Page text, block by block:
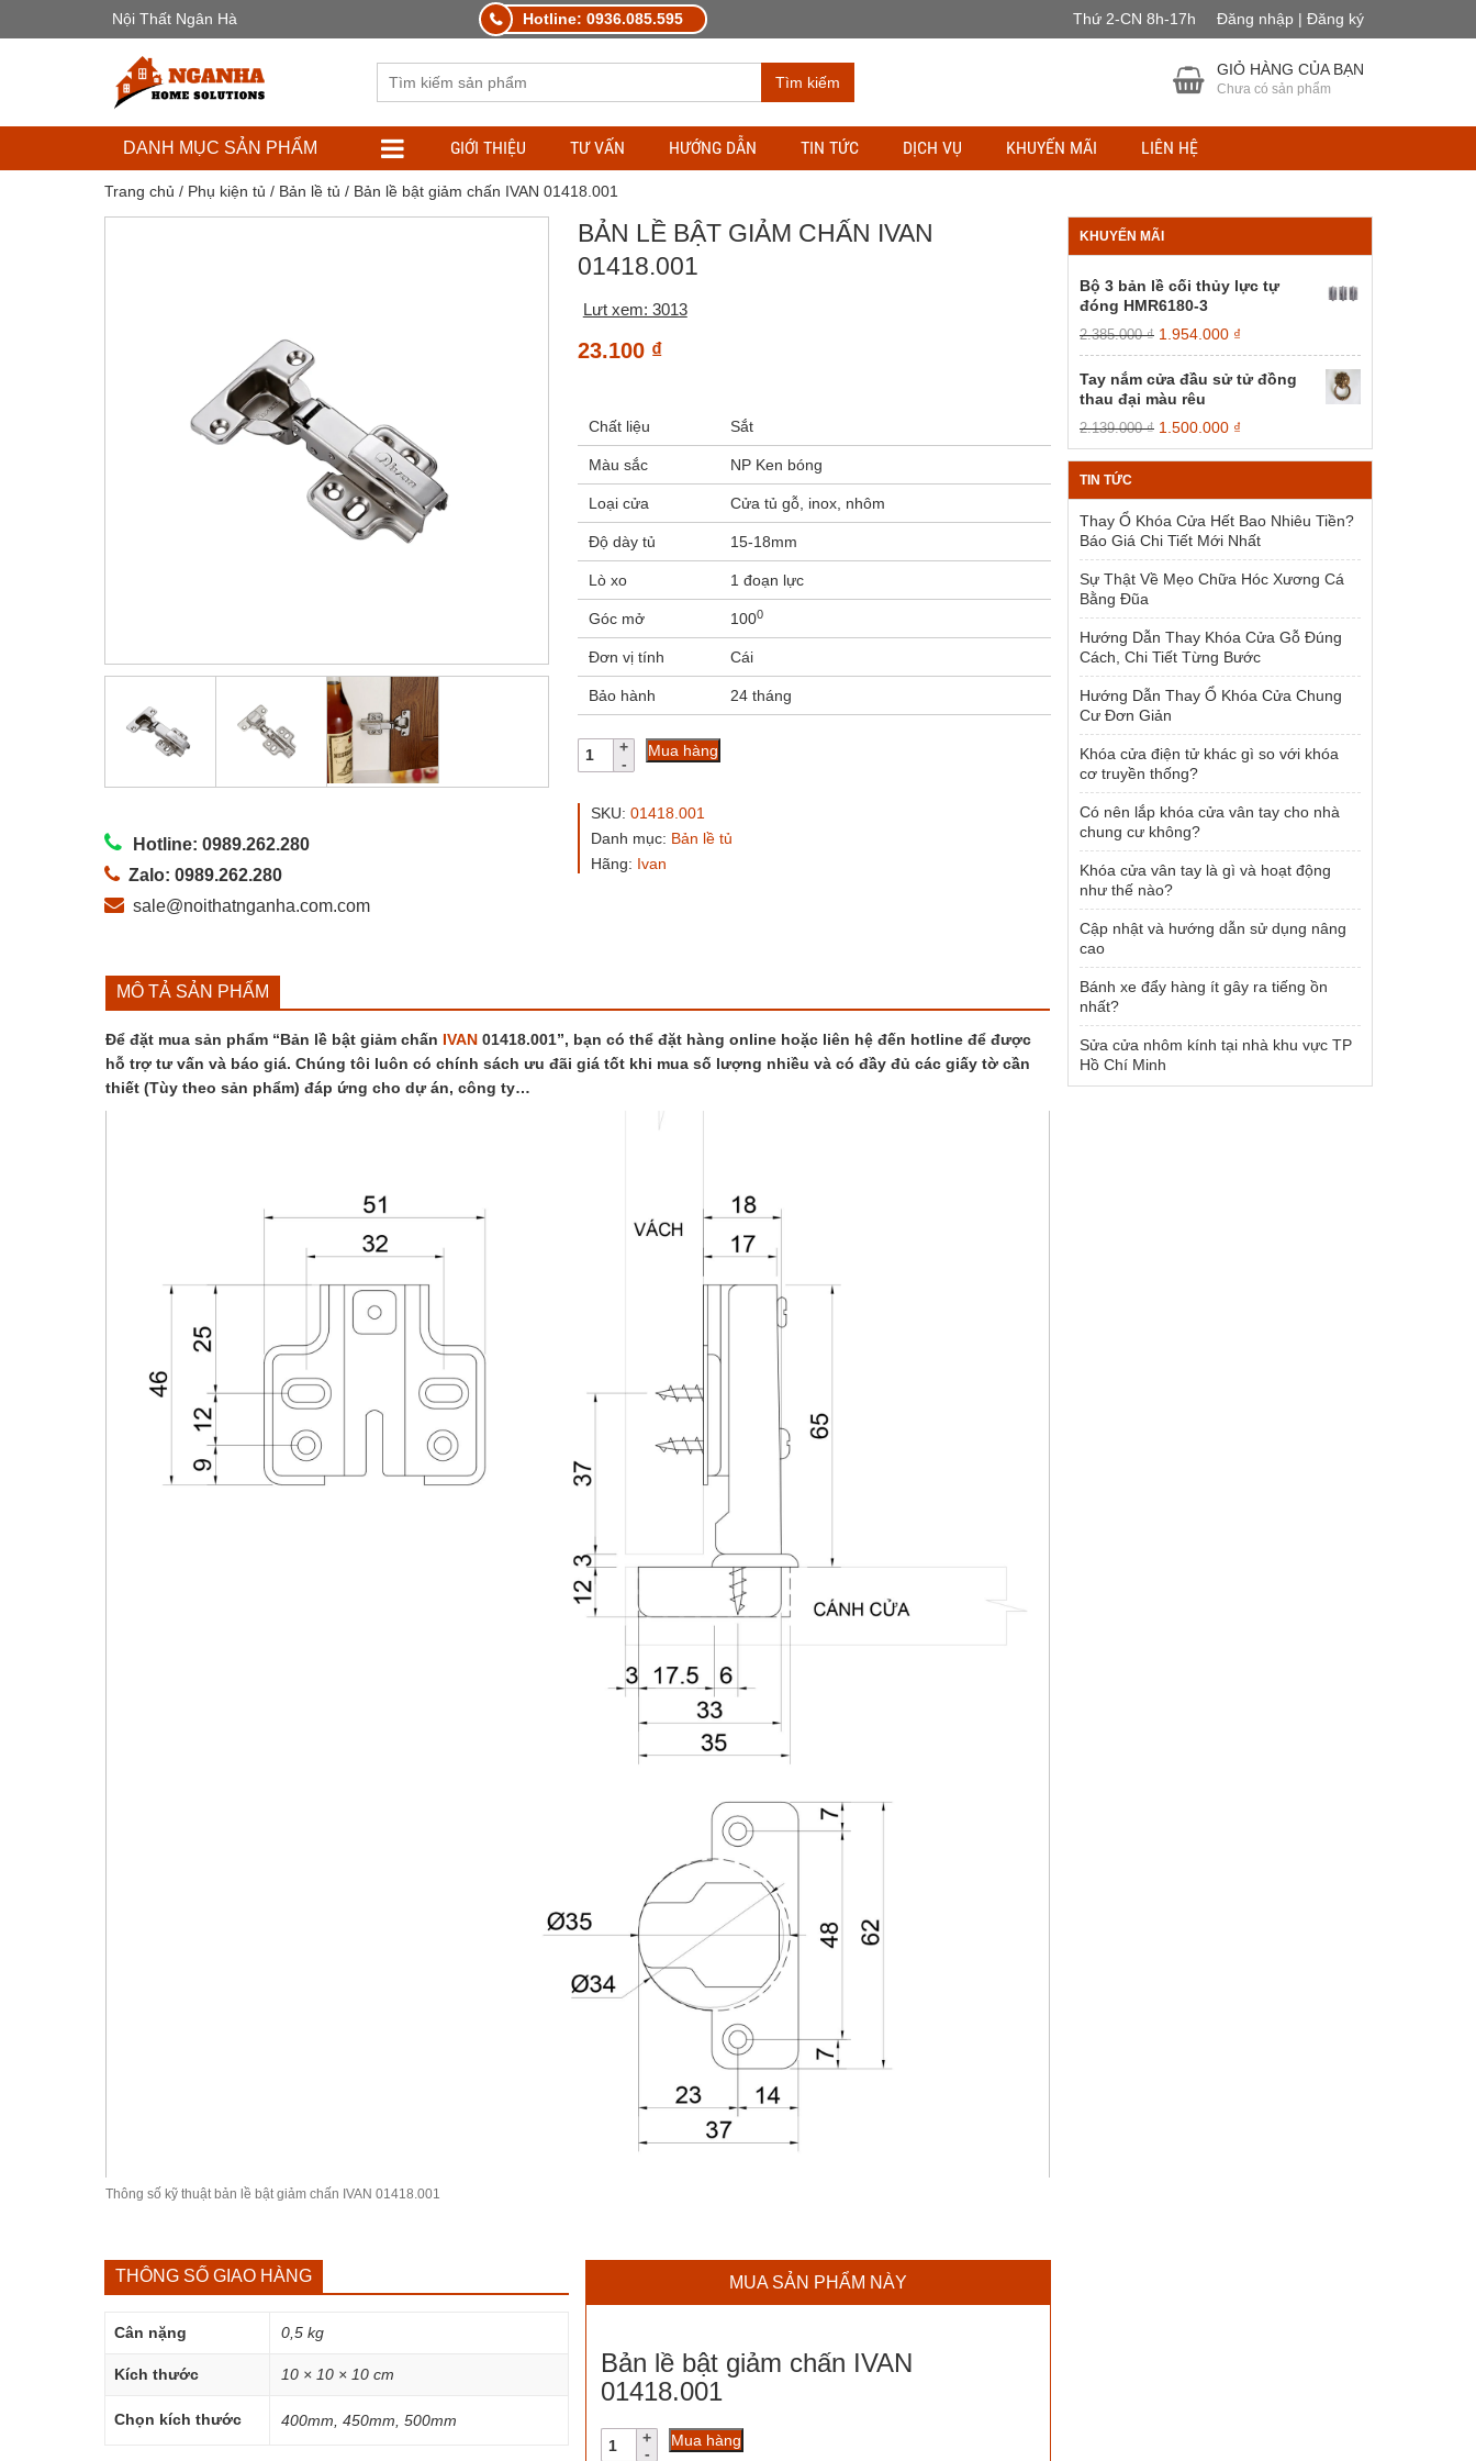
Nội Thất Ngân Hà Hotline: 0936.085.595 Thứ 2-CN 8h-17h Đăng nhập | Đăng ký
Tìm kiếm
GIỎ HÀNG CỦA BẠN
Chưa có sản phẩm
DANH MỤC SẢN PHẨM GIỚI THIỆU TƯ VẤN HƯỚNG DẪN TIN TỨC DỊCH VỤ KHUYẾN MÃI LIÊN HỆ
Trang chủ / Phụ kiện tủ / Bản lề tủ / Bản lề bật giảm chấn IVAN 01418.001
Hotline: 0989.262.280
Zalo: 0989.262.280
sale@noithatnganha.com.com
BẢN LỀ BẬT GIẢM CHẤN IVAN
01418.001
Lưt xem: 3013
23.100 ₫
Chất liệu Sắt
Màu sắc NP Ken bóng
Loại cửa Cửa tủ gỗ, inox, nhôm
Độ dày tủ 15-18mm
Lò xo 1 đoạn lực
Góc mở 1000
Đơn vị tính Cái
Bảo hành 24 tháng
Bản
giảm
IVAN
01418.001
Mua hàng
SKU: 01418.001
Danh mục: Bản lề tủ
Hãng: Ivan
MÔ TẢ SẢN PHẨM
Để đặt mua sản phẩm “Bản lề bật giảm chấn IVAN01418.001”, bạn có thể đặt hàng online hoặc liên hệ đến hotline để được
hỗ trợ tư vấn và báo giá. Chúng tôi luôn có chính sách ưu đãi giá tốt khi mua số lượng nhiều và có đầy đủ các giấy tờ cần
thiết (Tùy theo sản phẩm) đáp ứng cho dự án, công ty…
Thông số kỹ thuật bản lề bật giảm chấn IVAN 01418.001
THÔNG SỐ GIAO HÀNG
Cân nặng 0,5 kg
Kích thước 10 × 10 × 10 cm
Chọn kích thước 400mm, 450mm, 500mm
MUA SẢN PHẨM NÀY
Bản lề bật giảm chấn IVAN
01418.001
Bản
lề
Mua hàng
KHUYẾN MÃI
Bộ 3 bản lề cối thủy lực tự
đóng HMR6180-3
2.385.000₫ Giá
gốc
là:
2.385.000 ₫.
1.954.000 ₫
hiện
tại
Tay nắm cửa đầu sử tử đồng
thau đại màu rêu
2.139.000₫ Giá
gốc
là:
1.500.000 ₫
hiện
tại
1.500.000 ₫.
TIN TỨC
Thay Ổ Khóa Cửa Hết Bao Nhiêu Tiền?
Báo Giá Chi Tiết Mới Nhất
Sự Thật Về Mẹo Chữa Hóc Xương Cá
Bằng Đũa
Hướng Dẫn Thay Khóa Cửa Gỗ Đúng
Cách, Chi Tiết Từng Bước
Hướng Dẫn Thay Ổ Khóa Cửa Chung
Cư Đơn Giản
Khóa cửa điện tử khác gì so với khóa
cơ truyền thống?
Có nên lắp khóa cửa vân tay cho nhà
chung cư không?
Khóa cửa vân tay là gì và hoạt động
như thế nào?
Cập nhật và hướng dẫn sử dụng nâng
cao
Bánh xe đẩy hàng ít gây ra tiếng ồn
nhất?
Sửa cửa nhôm kính tại nhà khu vực TP
Hồ Chí Minh